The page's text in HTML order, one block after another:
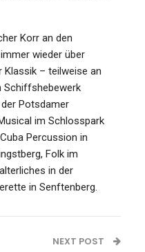
Korr an den
wieder über
Klassik – teilweise an
Schiffshebewerk
Potsdamer
im Schlosspark
Percussion in
Folk im
in der
in Senftenberg.
NEXT POST